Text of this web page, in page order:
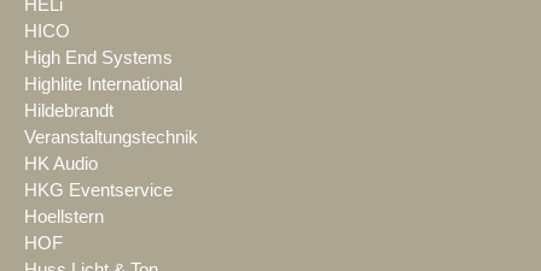
HELi
HICO
High End Systems
Highlite International
Hildebrandt
Veranstaltungstechnik
HK Audio
HKG Eventservice
Hoellstern
HOF